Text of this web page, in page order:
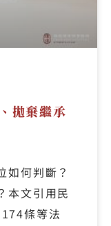
拋棄繼承
如何判斷？
本文引用民
條等法